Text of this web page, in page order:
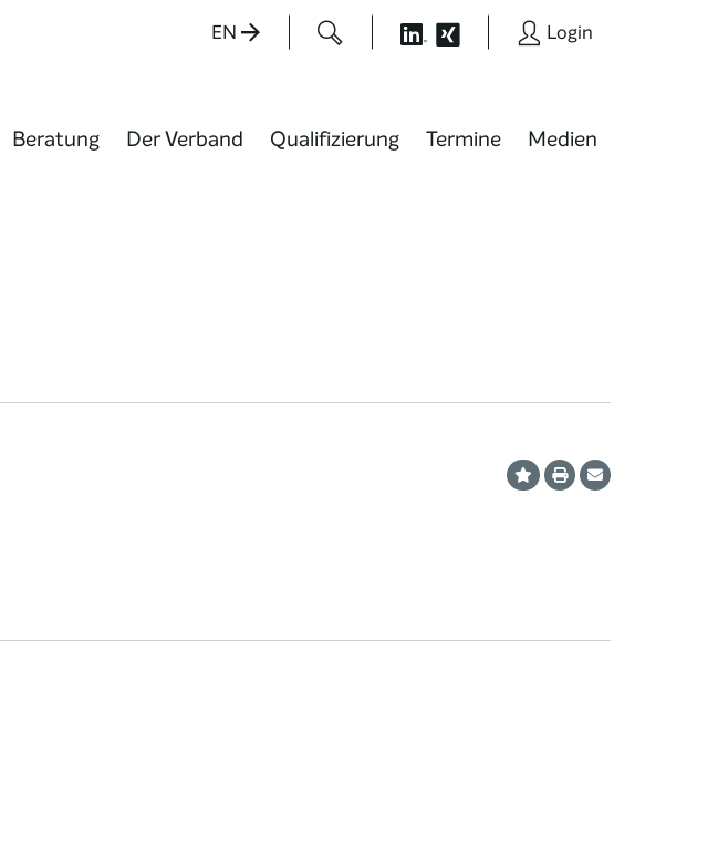
EN Login
Beratung Der Verband Qualifizierung Termine Medien